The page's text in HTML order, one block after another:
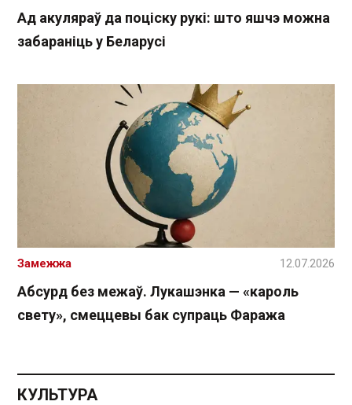
Ад акуляраў да поціску рукі: што яшчэ можна
забараніць у Беларусі
Абсурд без межаў. Лукашэнка — «кароль
свету», смеццевы бак супраць Фаража
Замежжа 12.07.2026
КУЛЬТУРА